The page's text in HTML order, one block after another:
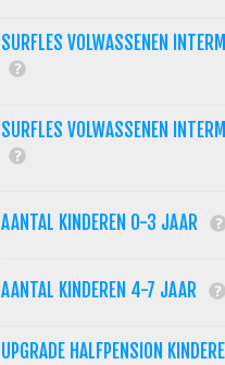
SURFLES VOLWASSENEN
SURFLES VOLWASSENEN
AANTAL KINDEREN 0-3 JAAR
AANTAL KINDEREN 4-7 JAAR
UPGRADE HALFPENSION